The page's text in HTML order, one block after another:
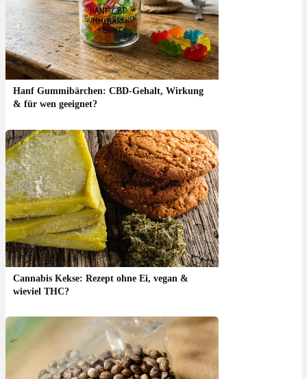
Hanf Gummibärchen: CBD-Gehalt, Wirkung
& für wen geeignet?
Cannabis Kekse: Rezept ohne Ei, vegan &
wieviel THC?